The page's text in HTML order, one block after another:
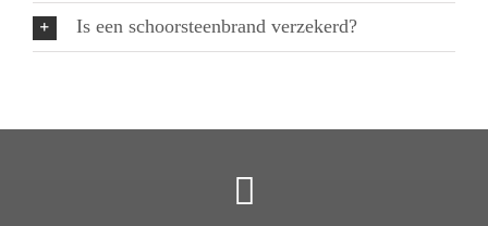
Is een schoorsteenbrand verzekerd?